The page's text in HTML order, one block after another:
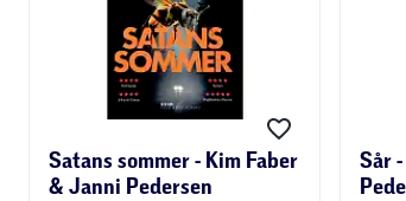
Satans sommer - Kim Faber
& Janni Pedersen
Sår